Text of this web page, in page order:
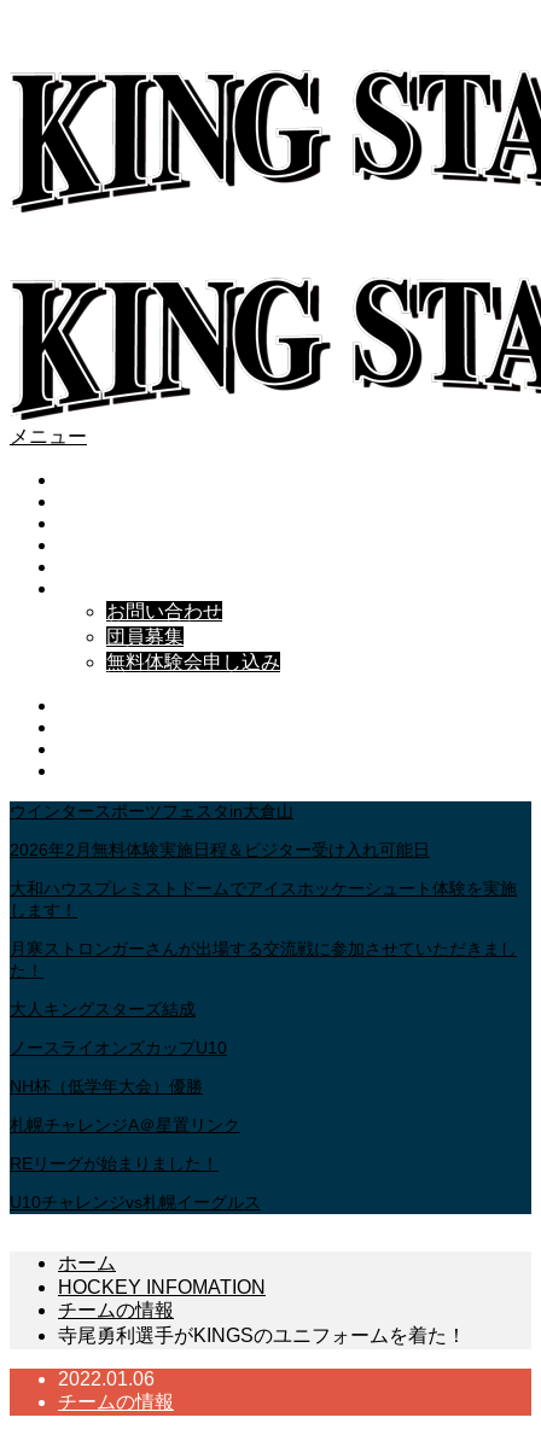
メニュー
お問い合わせ
団員募集
無料体験会申し込み
ウインタースポーツフェスタin大倉山
2026年2月無料体験実施日程＆ビジター受け入れ可能日
大和ハウスプレミストドームでアイスホッケーシュート体験を実施
します！
月寒ストロンガーさんが出場する交流戦に参加させていただきまし
た！
大人キングスターズ結成
ノースライオンズカップU10
NH杯（低学年大会）優勝
札幌チャレンジA＠星置リンク
REリーグが始まりました！
U10チャレンジvs札幌イーグルス
ホーム
HOCKEY INFOMATION
チームの情報
寺尾勇利選手がKINGSのユニフォームを着た！
2022.01.06
チームの情報